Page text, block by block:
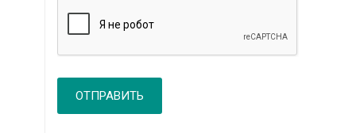
ОТПРАВИТЬ